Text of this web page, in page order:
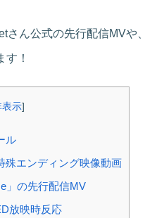
さん公式の先行配信MVや、
！
表示]
ル
殊エンディング映像動画
」の先行配信MV
放映時反応